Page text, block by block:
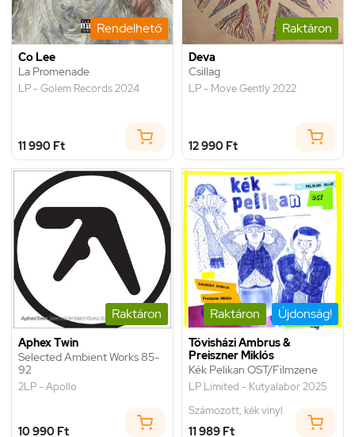
Rendelhető
Co Lee
La Promenade
LP - Golem Records 2024
11 990 Ft
Raktáron
Deva
Csillag
LP - Move Gently 2022
12 990 Ft
Raktáron
Aphex Twin
Selected Ambient Works 85-
92
2LP - Apollo
10 990 Ft
Raktáron Újdonság!
Tövisházi Ambrus &
Preiszner Miklós
Kék Pelikan OST/Filmzene
LP Limited - Kutyalabor 2025
Számozott, kék vinyl
11 989 Ft